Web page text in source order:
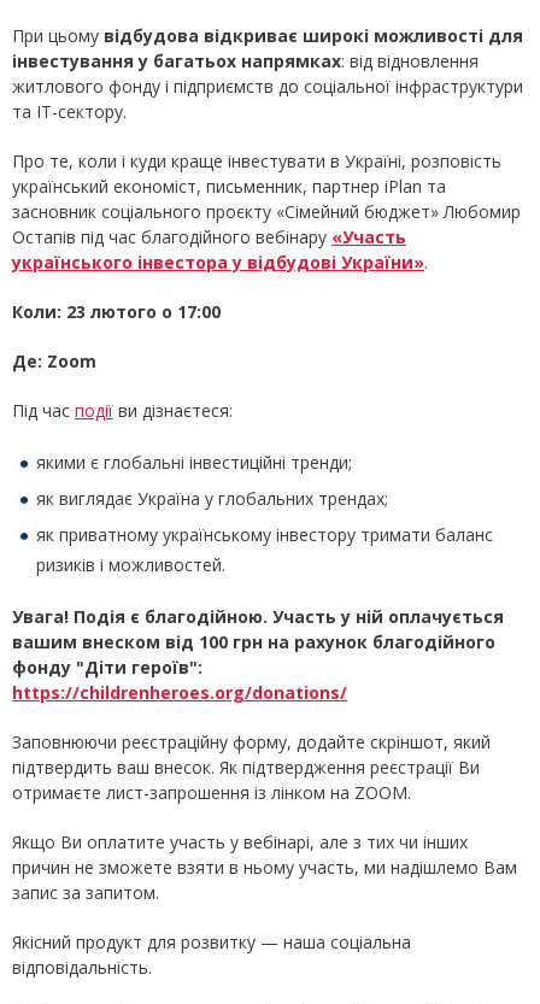
При цьому відбудова відкриває широкі можливості для
інвестування у багатьох напрямках: від відновлення
житлового фонду і підприємств до соціальної інфраструктури
та ІТ-сектору.
Про те, коли і куди краще інвестувати в Україні, розповість
український економіст, письменник, партнер iPlan та
засновник соціального проєкту «Сімейний бюджет» Любомир
Остапів під час благодійного вебінару «Участь
українського інвестора у відбудові України».
Коли: 23 лютого о 17:00
Де: Zoom
Під час події ви дізнаєтеся:
якими є глобальні інвестиційні тренди;
як виглядає Україна у глобальних трендах;
як приватному українському інвестору тримати баланс
ризиків і можливостей.
Увага! Подія є благодійною. Участь у ній оплачується
вашим внеском від 100 грн на рахунок благодійного
фонду "Діти героїв":
https://childrenheroes.org/donations/
Заповнюючи реєстраційну форму, додайте скріншот, який
підтвердить ваш внесок. Як підтвердження реєстрації Ви
отримаєте лист-запрошення із лінком на ZOOM.
Якщо Ви оплатите участь у вебінарі, але з тих чи інших
причин не зможете взяти в ньому участь, ми надішлемо Вам
запис за запитом.
Якісний продукт для розвитку — наша соціальна
відповідальність.